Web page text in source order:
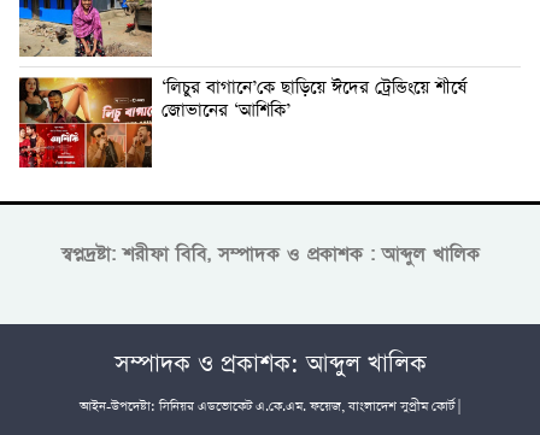
‘লিচুর বাগানে’কে ছাড়িয়ে ঈদের ট্রেন্ডিংয়ে শীর্ষে
জোভানের ‘আশিকি’
স্বপ্নদ্রষ্টা: শরীফা বিবি, সম্পাদক ও প্রকাশক : আব্দুল খালিক
সম্পাদক ও প্রকাশক: আব্দুল খালিক
আইন-উপদেষ্টা: সিনিয়র এডভোকেট এ.কে.এম. ফয়েজ, বাংলাদেশ সুপ্রীম কোর্ট |